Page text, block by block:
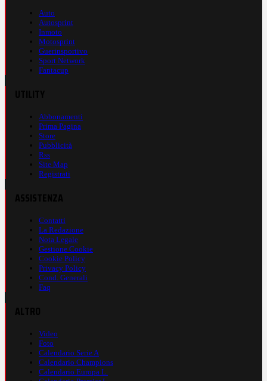
Auto
Autosprint
Inmoto
Motosprint
Guerinsportivo
Sport Network
Fantacup
Abbonamenti
Prima Pagina
Store
Pubblicità
Rss
Site Map
Registrati
Contatti
La Redazione
Nota Legale
Gestione Cookie
Cookie Policy
Privacy Policy
Cond. Generali
Faq
Video
Foto
Calendario Serie A
Calendario Champions
Calendario Europa L.